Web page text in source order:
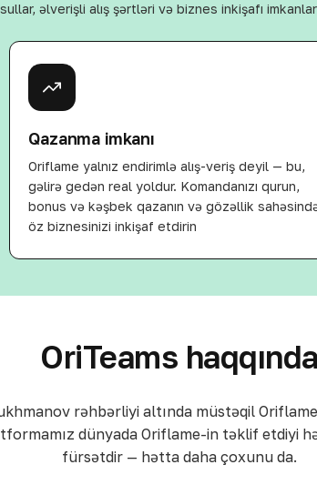
əlverişli alış şərtləri və biznes inkişafı
Qazanma imkanı
Oriflame yalnız endirimlə alış-veriş deyil — bu,
gəlirə gedən real yoldur. Komandanızı qurun,
bonus və kəşbek qazanın və gözəllik
öz biznesinizi inkişaf etdirin
OriTeams haqqında
rəhbərliyi altında müstəqil
dünyada Oriflame-in təklif etdiyi
fürsətdir — hətta daha çoxunu da.